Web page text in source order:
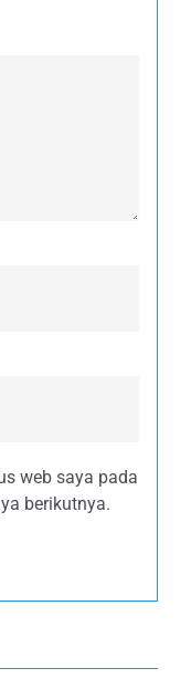
web saya pada
berikutnya.